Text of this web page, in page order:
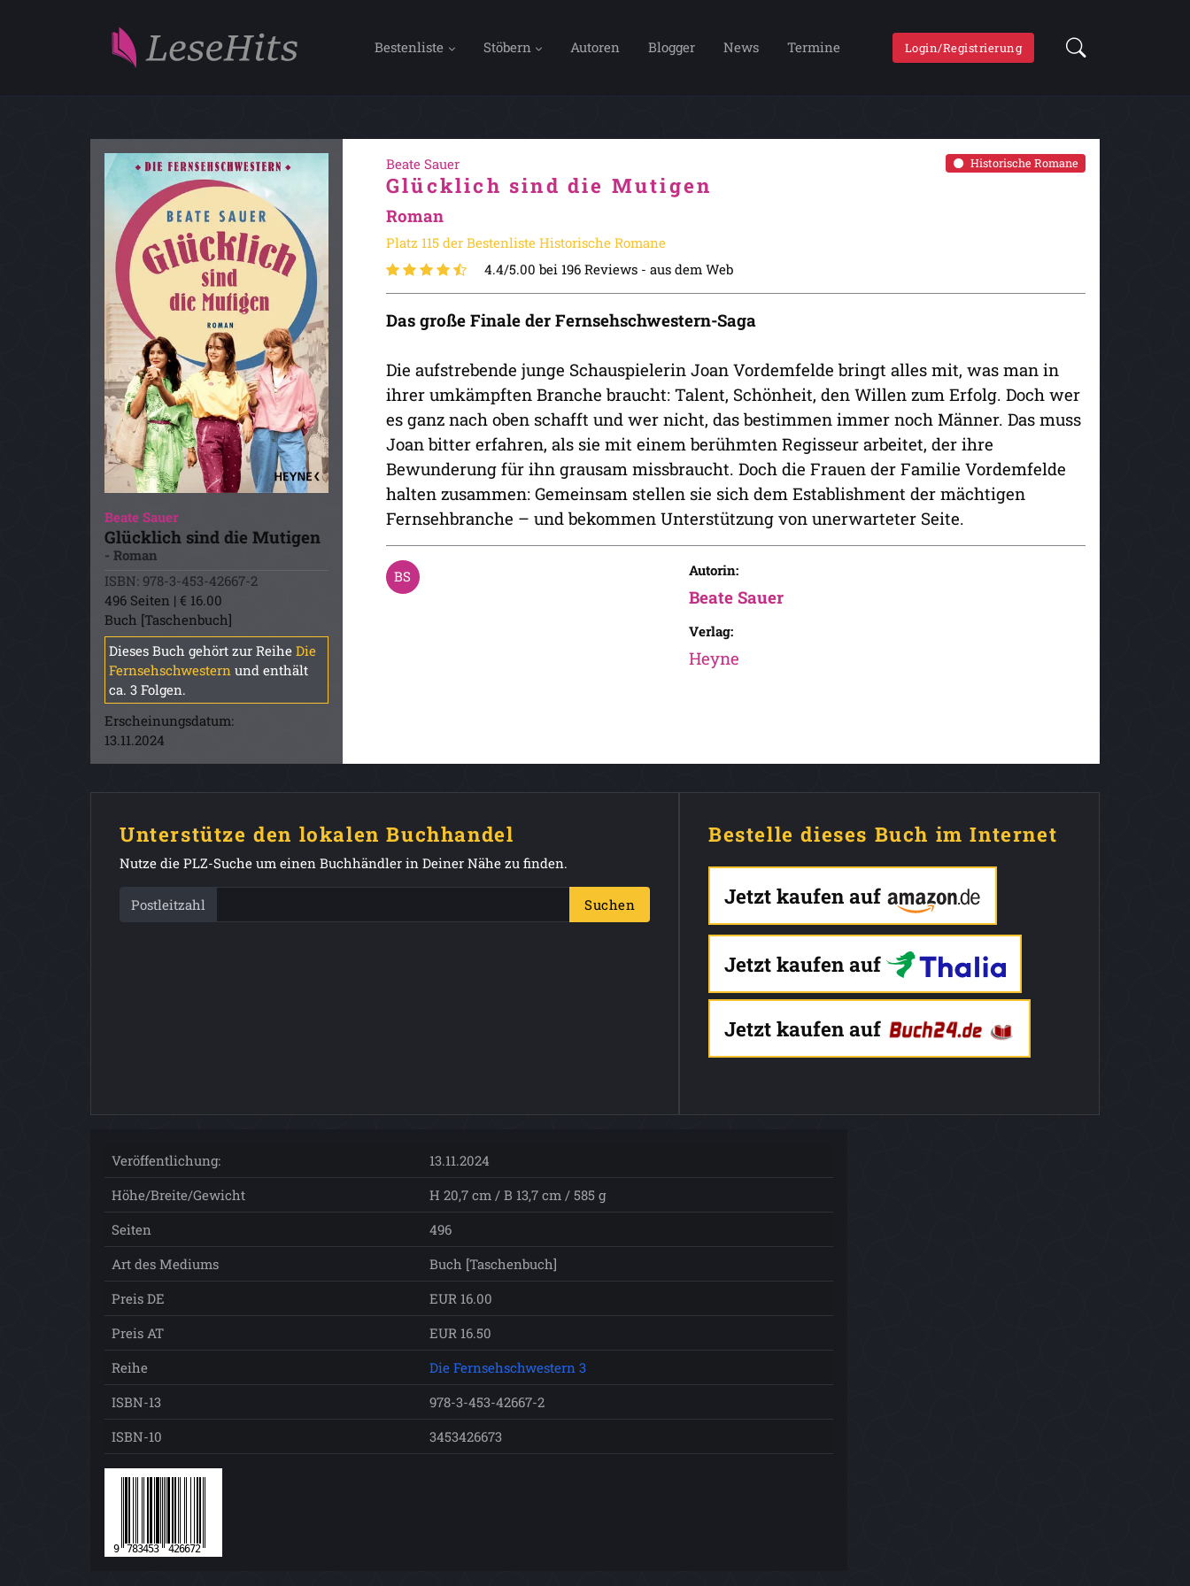
Bestenliste Stöbern Autoren Blogger News Termine Login/Registrierung
Beate Sauer
Glücklich sind die Mutigen
- Roman
ISBN: 978-3-453-42667-2
496 Seiten | € 16.00
Buch [Taschenbuch]
Dieses Buch gehört zur Reihe Die
Fernsehschwestern und enthält
ca. 3 Folgen.
Erscheinungsdatum:
13.11.2024
Historische Romane
Beate Sauer
Glücklich sind die Mutigen
Roman
Platz 115 der Bestenliste Historische Romane
4.4/5.00 bei 196 Reviews - aus dem Web
Das große Finale der Fernsehschwestern-Saga
Die aufstrebende junge Schauspielerin Joan Vordemfelde bringt alles mit, was man in
ihrer umkämpften Branche braucht: Talent, Schönheit, den Willen zum Erfolg. Doch wer
es ganz nach oben schafft und wer nicht, das bestimmen immer noch Männer. Das muss
Joan bitter erfahren, als sie mit einem berühmten Regisseur arbeitet, der ihre
Bewunderung für ihn grausam missbraucht. Doch die Frauen der Familie Vordemfelde
halten zusammen: Gemeinsam stellen sie sich dem Establishment der mächtigen
Fernsehbranche – und bekommen Unterstützung von unerwarteter Seite.
Autorin:
Beate Sauer
Verlag:
Heyne
Unterstütze den lokalen Buchhandel
Nutze die PLZ-Suche um einen Buchhändler in Deiner Nähe zu finden.
Postleitzahl Suchen
Bestelle dieses Buch im Internet
Jetzt kaufen auf
Jetzt kaufen auf
Jetzt kaufen auf
Veröffentlichung:
13.11.2024
Höhe/Breite/Gewicht
H 20,7 cm / B 13,7 cm / 585 g
Seiten
496
Art des Mediums
Buch [Taschenbuch]
Preis DE
EUR 16.00
Preis AT
EUR 16.50
Reihe
Die Fernsehschwestern 3
ISBN-13
978-3-453-42667-2
ISBN-10
3453426673